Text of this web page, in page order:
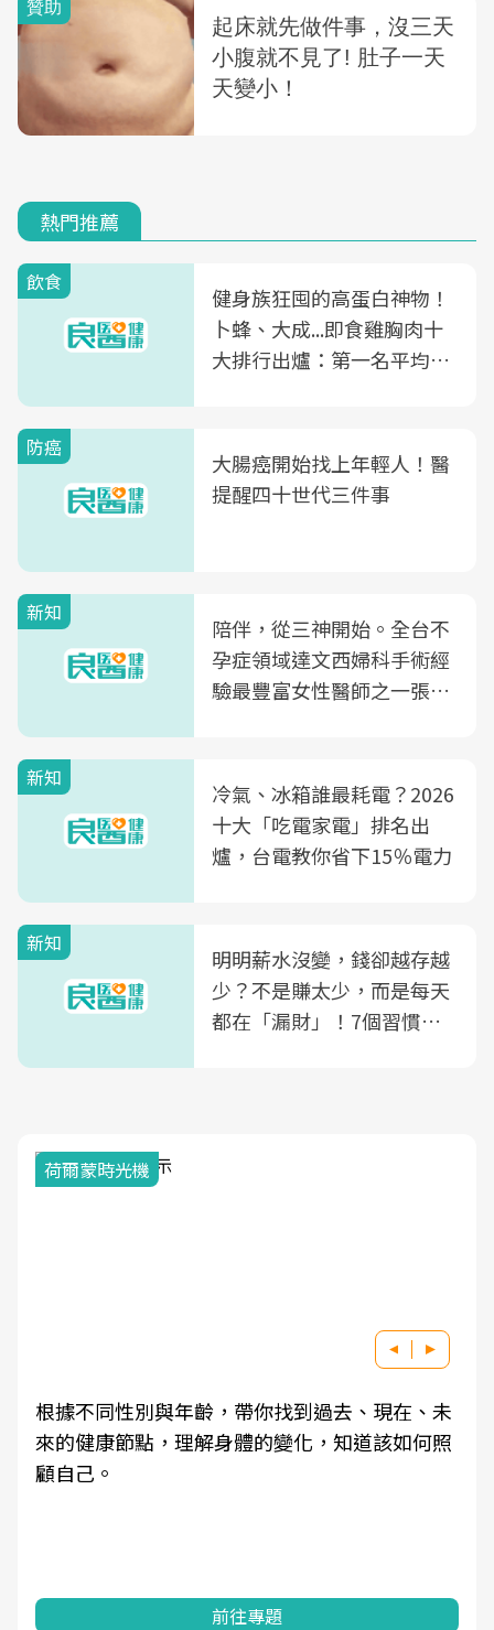
熱門推薦
飲食
健身族狂囤的高蛋白神物！
卜蜂、大成...即食雞胸肉十
大排行出爐：第一名平均一
防癌
大腸癌開始找上年輕人！醫
提醒四十世代三件事
新知
陪伴，從三神開始。全台不
孕症領域達文西婦科手術經
驗最豐富女性醫師之一張永
光田醫院建構360度女性健
康照護生態圈
新知
冷氣、冰箱誰最耗電？2026
十大「吃電家電」排名出
爐，台電教你省下15％電力
新知
明明薪水沒變，錢卻越存越
少？不是賺太少，而是每天
都在「漏財」！7個習慣一
荷爾蒙時光機
根據不同性別與年齡，帶你找到過去、現在、未
來的健康節點，理解身體的變化，知道該如何照
顧自己。
前往專題